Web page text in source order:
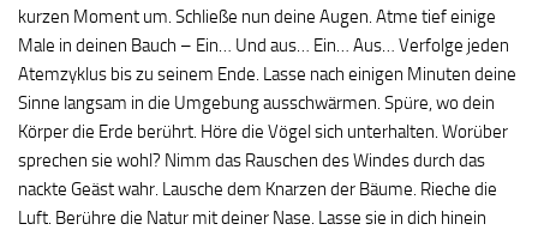
kurzen Moment um. Schließe nun deine Augen. Atme tief einige
Male in deinen Bauch – Ein… Und aus… Ein… Aus… Verfolge jeden
Atemzyklus bis zu seinem Ende. Lasse nach einigen Minuten deine
Sinne langsam in die Umgebung ausschwärmen. Spüre, wo dein
Körper die Erde berührt. Höre die Vögel sich unterhalten. Worüber
sprechen sie wohl? Nimm das Rauschen des Windes durch das
nackte Geäst wahr. Lausche dem Knarzen der Bäume. Rieche die
Luft. Berühre die Natur mit deiner Nase. Lasse sie in dich hinein